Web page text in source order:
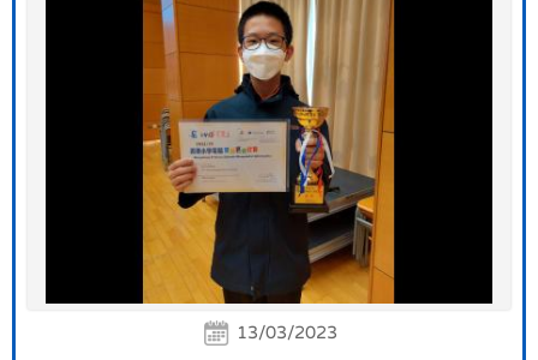
13/03/2023